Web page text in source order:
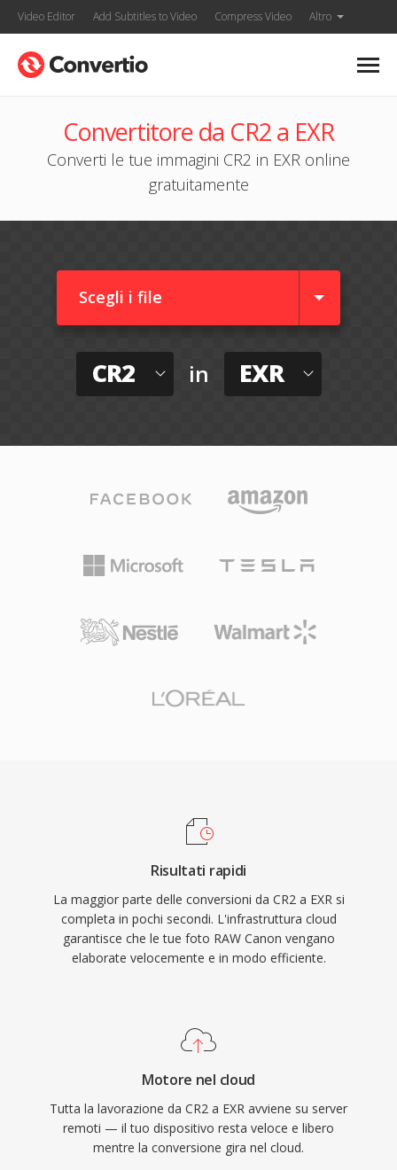
Video Editor Add Subtitles to Video Compress Video Altro
Convertitore da CR2 a EXR
Converti le tue immagini CR2 in EXR online
gratuitamente
Scegli i file
CR2 in EXR
Risultati rapidi
La maggior parte delle conversioni da CR2 a EXR si
completa in pochi secondi. L'infrastruttura cloud
garantisce che le tue foto RAW Canon vengano
elaborate velocemente e in modo efficiente.
Motore nel cloud
Tutta la lavorazione da CR2 a EXR avviene su server
remoti — il tuo dispositivo resta veloce e libero
mentre la conversione gira nel cloud.